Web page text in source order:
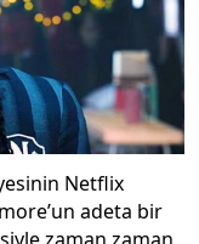
Netflix
adeta bir